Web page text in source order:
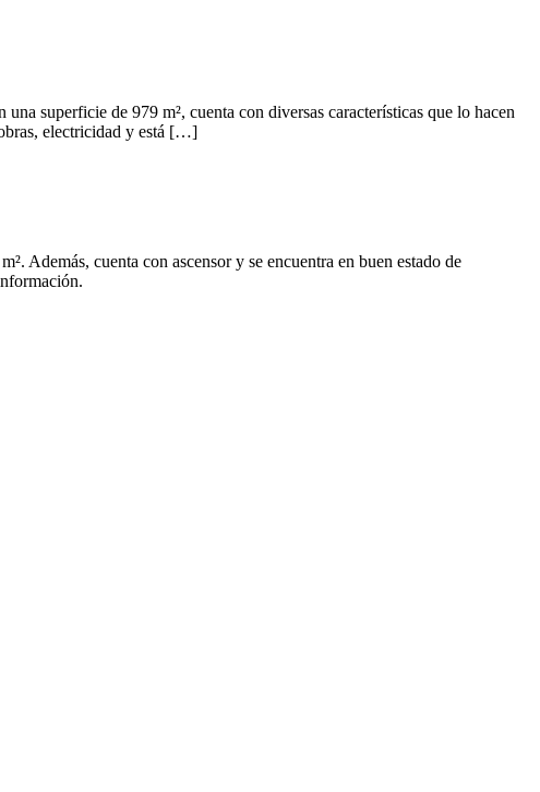
superficie de 979 m², cuenta con diversas características que lo hacen
electricidad y está […]
Además, cuenta con ascensor y se encuentra en buen estado de